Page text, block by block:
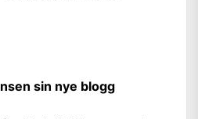
sin nye blogg